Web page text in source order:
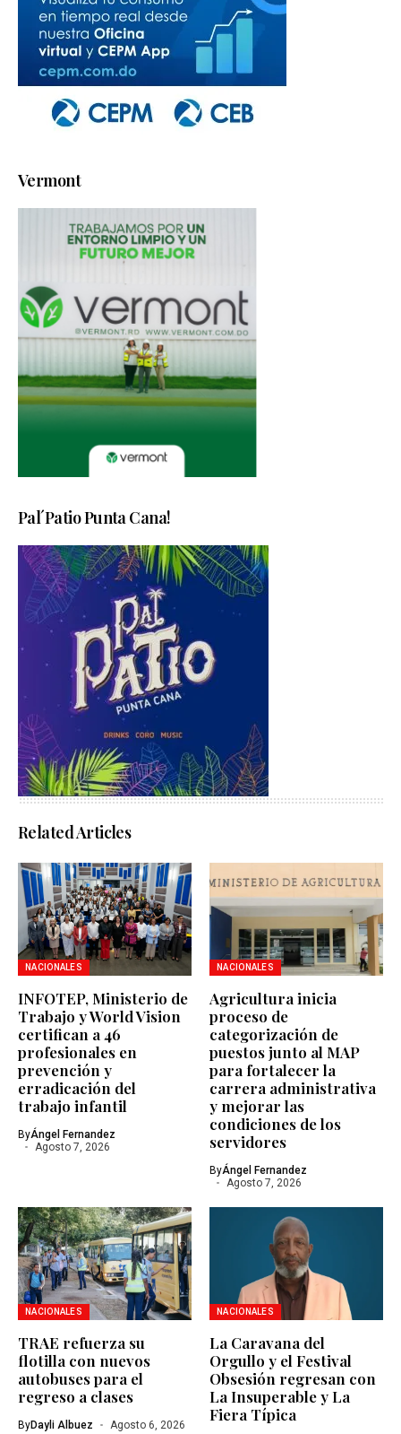
Vermont
Pal´Patio Punta Cana!
Related Articles
NACIONALES
INFOTEP, Ministerio de
Trabajo y World Vision
certifican a 46
profesionales en
prevención y
erradicación del
trabajo infantil
ByÁngel Fernandez
Agosto 7, 2026
NACIONALES
Agricultura inicia
proceso de
categorización de
puestos junto al MAP
para fortalecer la
carrera administrativa
y mejorar las
condiciones de los
servidores
ByÁngel Fernandez
Agosto 7, 2026
NACIONALES
TRAE refuerza su
flotilla con nuevos
autobuses para el
regreso a clases
ByDayli Albuez Agosto 6, 2026
NACIONALES
La Caravana del
Orgullo y el Festival
Obsesión regresan con
La Insuperable y La
Fiera Típica